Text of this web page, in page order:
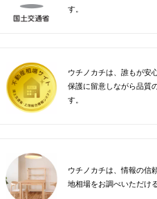
す。
ウチノカチは、誰もが安
保護に留意しながら品質
す。
ウチノカチは、情報の信
地相場をお調べいただけ